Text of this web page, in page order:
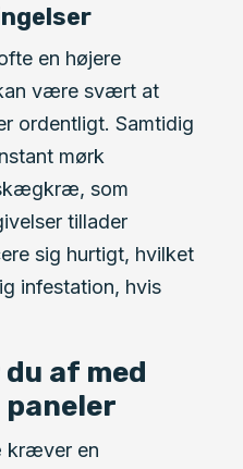
en højere
være svært at
ordentligt. Samtidig
mørk
som
tillader
sig hurtigt, hvilket
infestation, hvis
af med
kræver en